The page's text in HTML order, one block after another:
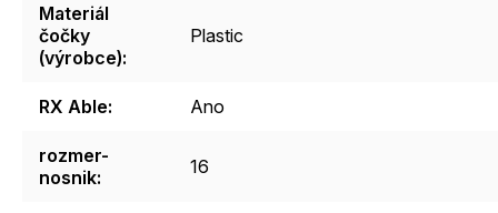
Materiál
čočky
(výrobce):
Plastic
RX Able: Ano
rozmer-
nosnik: 16